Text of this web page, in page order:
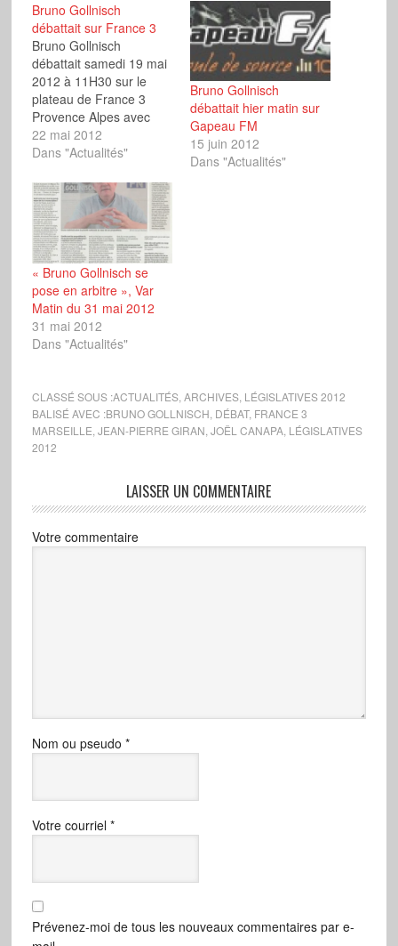
Bruno Gollnisch
débattait sur France 3
Bruno Gollnisch
débattait samedi 19 mai
2012 à 11H30 sur le
plateau de France 3
Provence Alpes avec
ses adversaires de
l’UMP (Jean-Pierre
(Joël Canapa) et du
Front de Gauche
(Gilberte Mandon).
22 mai 2012
Dans "Actualités"
Bruno Gollnisch
débattait hier matin sur
Gapeau FM
15 juin 2012
Dans "Actualités"
« Bruno Gollnisch se
pose en arbitre », Var
Matin du 31 mai 2012
31 mai 2012
Dans "Actualités"
CLASSÉ SOUS :ACTUALITÉS, ARCHIVES, LÉGISLATIVES 2012
BALISÉ AVEC :BRUNO GOLLNISCH DÉBAT, FRANCE 3
MARSEILLE JEAN-PIERRE GIRAN JOËL CANAPA, LÉGISLATIVES
2012
LAISSER UN COMMENTAIRE
Votre commentaire
Nom ou pseudo *
Votre courriel *
Prévenez-moi de tous les nouveaux commentaires par e-